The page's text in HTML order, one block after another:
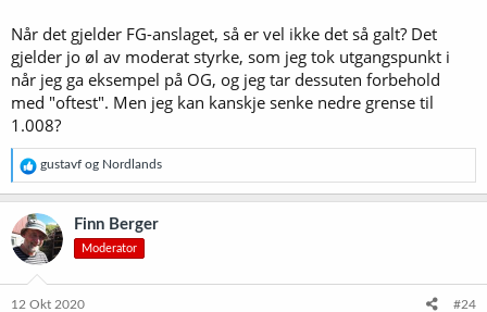
Når det gjelder FG-anslaget, så er vel ikke det så galt? Det
gjelder jo øl av moderat styrke, som jeg tok utgangspunkt i
når jeg ga eksempel på OG, og jeg tar dessuten forbehold
med "oftest". Men jeg kan kanskje senke nedre grense til
1.008?
R
e
a
k
s
j
o
e
gustavf og Nordlands
Finn Berger
Moderator
12 Okt 2020 #24